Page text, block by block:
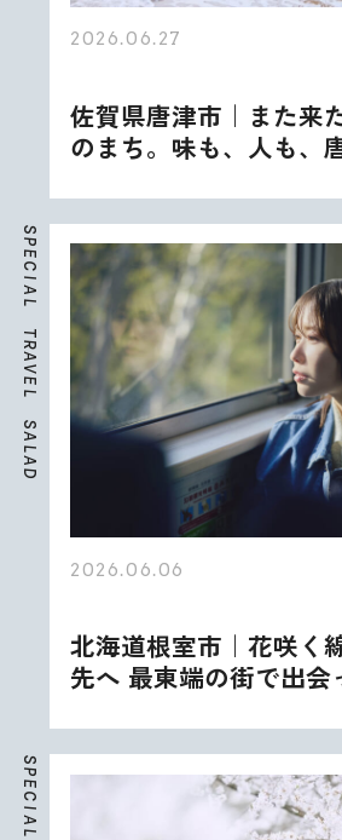
2026.06.27
佐賀県唐津市｜また来
のまち。味も、人も、
S
P
E
C
I
A
L
T
R
A
V
E
L
S
A
L
A
D
2026.06.06
北海道根室市｜花咲く
先へ 最東端の街で出会
S
P
E
C
I
A
L